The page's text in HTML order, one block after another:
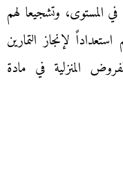
المستوى، وتشجيعا لهم
لإنجاز التمارين
المنزلية في مادة